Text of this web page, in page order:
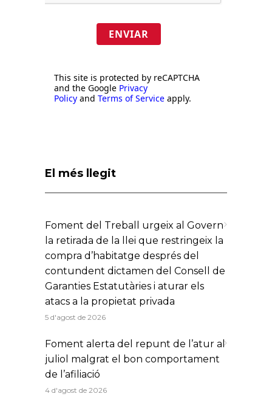
ENVIAR
This site is protected by reCAPTCHA
and the Google Privacy
Policy and Terms of Service apply.
El més llegit
Foment del Treball urgeix al Govern
la retirada de la llei que restringeix la
compra d’habitatge després del
contundent dictamen del Consell de
Garanties Estatutàries i aturar els
atacs a la propietat privada
5 d'agost de 2026
Foment alerta del repunt de l’atur al
juliol malgrat el bon comportament
de l’afiliació
4 d'agost de 2026